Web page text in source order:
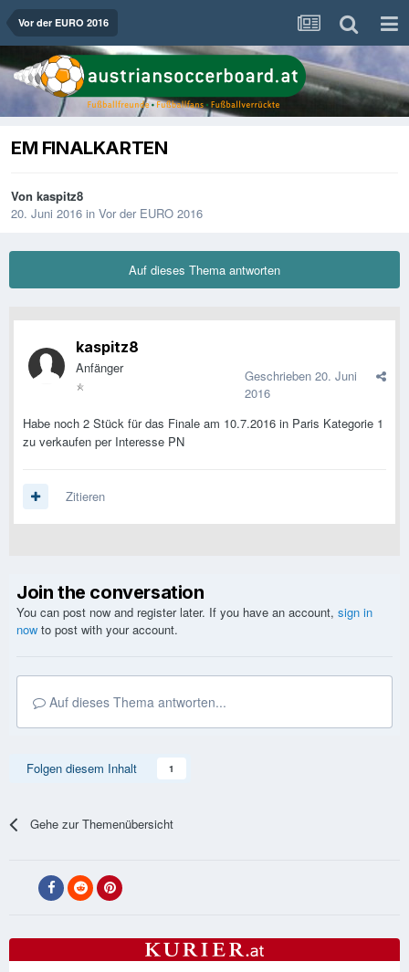
Vor der EURO 2016
EM FINALKARTEN
Von kaspitz8
20. Juni 2016 in Vor der EURO 2016
Auf dieses Thema antworten
kaspitz8
Anfänger Geschrieben 20. Juni
2016
Habe noch 2 Stück für das Finale am 10.7.2016 in Paris Kategorie 1
zu verkaufen per Interesse PN
Zitieren
Join the conversation
You can post now and register later. If you have an account, sign in
now to post with your account.
Auf dieses Thema antworten...
Folgen diesem Inhalt 1
Gehe zur Themenübersicht